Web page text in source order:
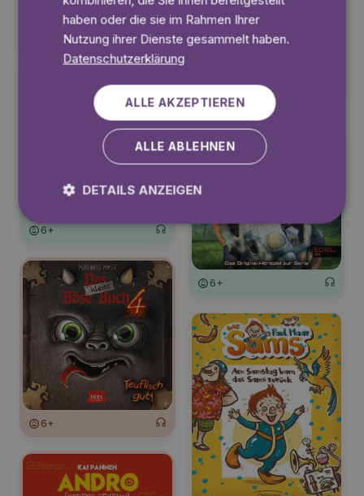
6+
6+
6+
haben oder die sie im Rahmen Ihrer
Nutzung ihrer Dienste gesammelt haben.
Datenschutzerklärung
ALLE AKZEPTIEREN
ALLE ABLEHNEN
DETAILS ANZEIGEN